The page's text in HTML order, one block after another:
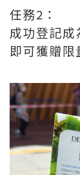
任務2：
成功登記成
即可獲贈限